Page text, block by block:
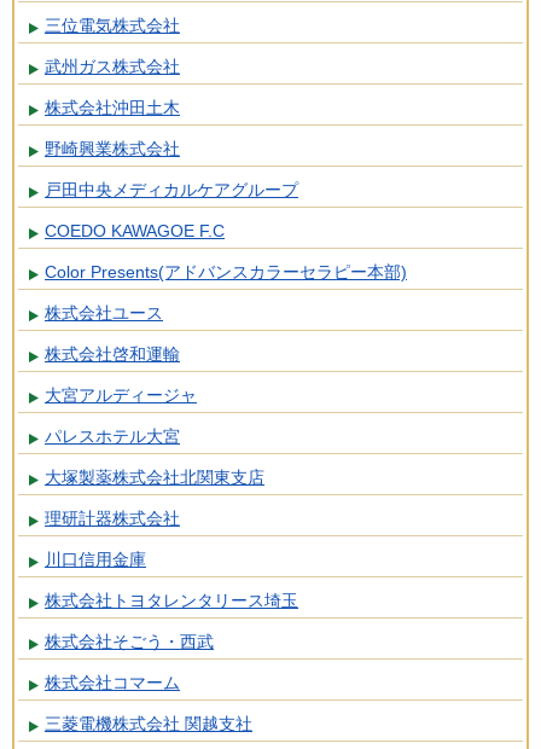
三位電気株式会社
武州ガス株式会社
株式会社沖田土木
野崎興業株式会社
戸田中央メディカルケアグループ
COEDO KAWAGOE F.C
Color Presents(アドバンスカラーセラピー本部)
株式会社ユース
株式会社啓和運輸
大宮アルディージャ
パレスホテル大宮
大塚製薬株式会社北関東支店
理研計器株式会社
川口信用金庫
株式会社トヨタレンタリース埼玉
株式会社そごう・西武
株式会社コマーム
三菱電機株式会社 関越支社